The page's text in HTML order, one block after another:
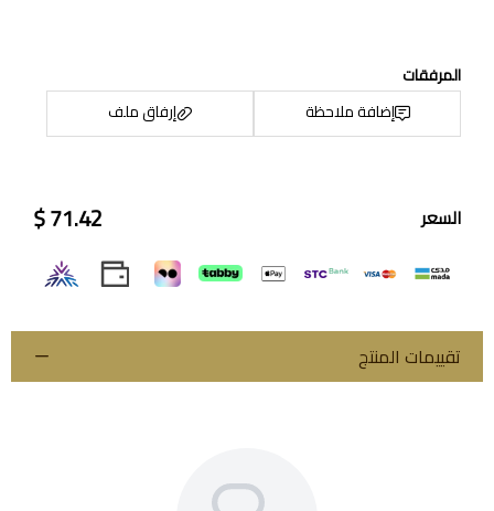
المرفقات
إضافة ملاحظة
إرفاق ملف
السعر 71.42 $
تقييمات المنتج